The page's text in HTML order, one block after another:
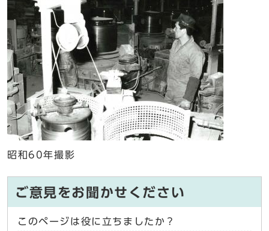
昭和60年撮影
ご意見をお聞かせください
このページは役に立ちましたか？